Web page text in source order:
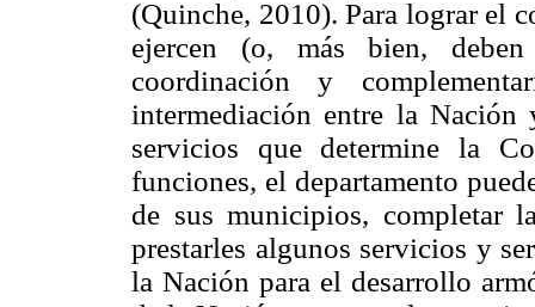
(Quinche, 2010). Para lograr el
ejercen (o, más bien,
coordinación y
intermediación entre la
servicios que determine la
funciones, el departamento
de sus municipios, completar
prestarles algunos servicios y
la Nación para el desarrollo